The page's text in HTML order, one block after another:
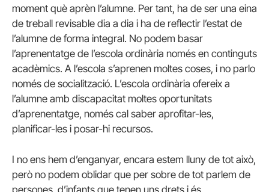
moment què aprèn l’alumne. Per tant, ha de ser una eina
de treball revisable dia a dia i ha de reflectir l’estat de
l’alumne de forma integral. No podem basar
l’aprenentatge de l’escola ordinària només en continguts
acadèmics. A l’escola s’aprenen moltes coses, i no parlo
només de socialització. L’escola ordinària ofereix a
l’alumne amb discapacitat moltes oportunitats
d’aprenentatge, només cal saber aprofitar-les,
planificar-les i posar-hi recursos.
I no ens hem d’enganyar, encara estem lluny de tot això,
però no podem oblidar que per sobre de tot parlem de
persones, d’infants que tenen uns drets i és